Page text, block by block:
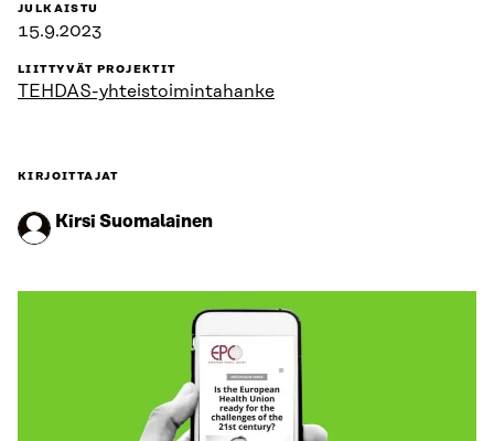
JULKAISTU
15.9.2023
LIITTYVÄT PROJEKTIT
TEHDAS-yhteistoimintahanke
KIRJOITTAJAT
Kirsi Suomalainen